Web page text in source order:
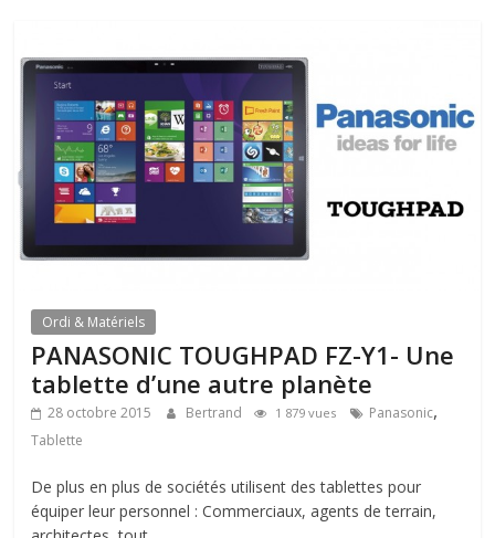
Ordi & Matériels
PANASONIC TOUGHPAD FZ-Y1- Une
tablette d’une autre planète
28 octobre 2015 Bertrand 1 879 vues Panasonic,
Tablette
De plus en plus de sociétés utilisent des tablettes pour
équiper leur personnel : Commerciaux, agents de terrain,